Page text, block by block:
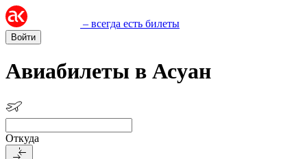
– всегда есть билеты
Войти
Авиабилеты в Асуан
Откуда